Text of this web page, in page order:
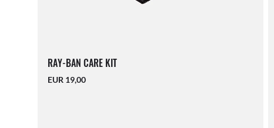
RAY-BAN CARE KIT
EUR 19,00